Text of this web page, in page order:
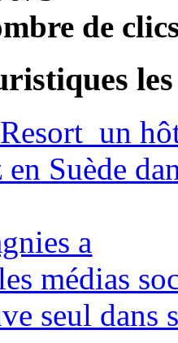
de
un
en Suède
a
médias
seul dans